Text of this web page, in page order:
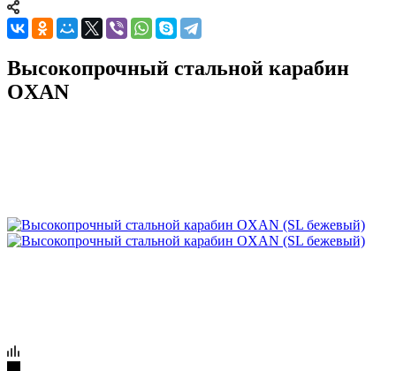
Высокопрочный стальной карабин
OXAN